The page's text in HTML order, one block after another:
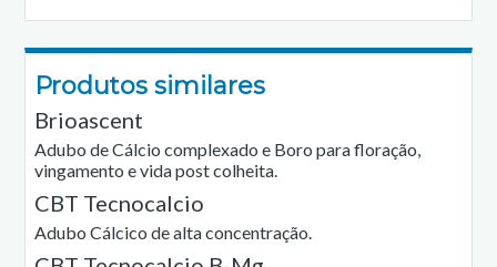
Produtos similares
Brioascent
Adubo de Cálcio complexado e Boro para floração,
vingamento e vida post colheita.
CBT Tecnocalcio
Adubo Cálcico de alta concentração.